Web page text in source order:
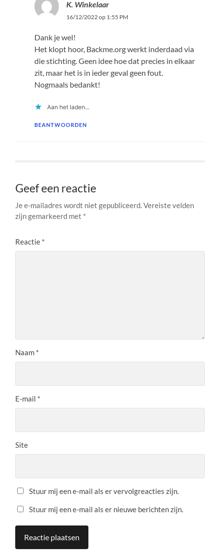
K. Winkelaar
16/12/2022 op 1:55 PM
Dank je wel!
Het klopt hoor, Backme.org werkt inderdaad via
die stichting. Geen idee hoe dat precies in elkaar
zit, maar het is in ieder geval geen fout.
Nogmaals bedankt!
Aan het laden...
BEANTWOORDEN
Geef een reactie
Je e-mailadres wordt niet gepubliceerd.Vereiste velden
zijn gemarkeerd met *
Reactie *
Naam *
E-mail *
Site
Stuur mij een e-mail als er vervolgreacties zijn.
Stuur mij een e-mail als er nieuwe berichten zijn.